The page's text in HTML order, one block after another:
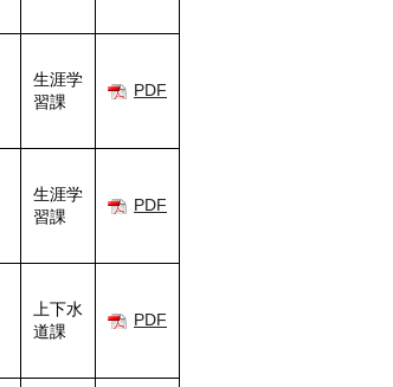
生涯学
習課
PDF
生涯学
習課
PDF
上下水
道課
PDF